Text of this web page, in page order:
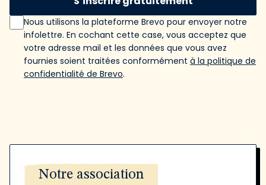
Nous utilisons la plateforme Brevo pour envoyer notre
infolettre. En cochant cette case, vous acceptez que
votre adresse mail et les données que vous avez
fournies soient traitées conformément à la politique de
confidentialité de Brevo.
Notre association